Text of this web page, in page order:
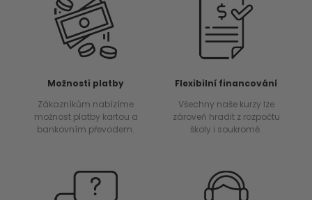
Možnosti platby
Zákazníkům nabízíme
možnost platby kartou a
bankovním převodem.
Flexibilní financování
Všechny naše kurzy lze
zároveň hradit z rozpočtu
školy i soukromě.